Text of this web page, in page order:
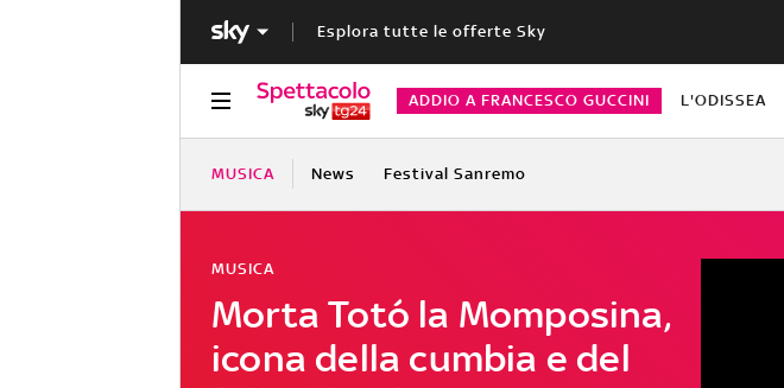
Esplora tutte le offerte Sky
ADDIO A FRANCESCO GUCCINI L'ODISSEA
MUSICA News Festival Sanremo
Morta Totó la Momposina,
icona della cumbia e del
MUSICA